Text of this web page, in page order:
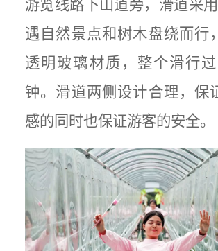
游览线路下山道旁，滑道采用
遇自然景点和树木盘绕而行
透明玻璃材质，整个滑行
钟。滑道两侧设计合理，保
感的同时也保证游客的安全。